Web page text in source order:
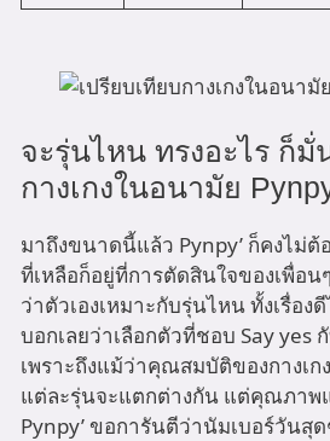
จะรุ่นไหน ทรงอะไร ก็มั่
กางเกงในอนามัย
มาถึงขนาดนี้แล้ว Pynpy’ ก็คงไม่ต้
ที่เหลือก็อยู่ที่การตัดสินใจของเพื่อ
ว่าตัวเองเหมาะกับรุ่นไหน ทั้งเรื่อ
บอกเลยว่าเลือกตัวที่ชอบ Say yes
เพราะถึงแม้ว่าคุณสมบัติของกางเก
แต่ละรุ่นจะแตกต่างกัน แต่คุณภาพ
Pynpy’ ขอการันตีว่านัมเบอร์วันสุด